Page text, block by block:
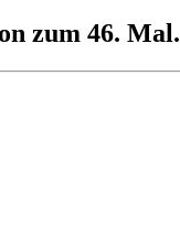
zum 46. Mal.